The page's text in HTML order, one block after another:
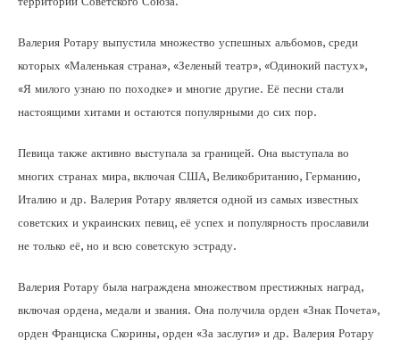
Валерия Ротару выпустила множество успешных альбомов, среди
которых «Маленькая страна», «Зеленый театр», «Одинокий пастух»,
«Я милого узнаю по походке» и многие другие. Её песни стали
настоящими хитами и остаются популярными до сих пор.
Певица также активно выступала за границей. Она выступала во
многих странах мира, включая США, Великобританию, Германию,
Италию и др. Валерия Ротару является одной из самых известных
советских и украинских певиц, её успех и популярность прославили
не только её, но и всю советскую эстраду.
Валерия Ротару была награждена множеством престижных наград,
включая ордена, медали и звания. Она получила орден «Знак Почета»,
орден Франциска Скорины, орден «За заслуги» и др. Валерия Ротару